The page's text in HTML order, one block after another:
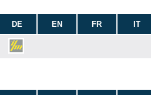
DE EN FR IT